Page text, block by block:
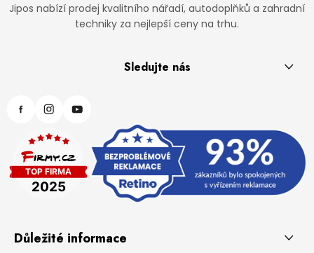
Jipos nabízí prodej kvalitního nářadí, autodoplňků a zahradní
techniky za nejlepší ceny na trhu.
Sledujte nás
Důležité informace